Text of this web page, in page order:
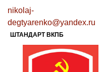
nikolaj-
degtyarenko@yandex.ru
ШТАНДАРТ ВКПБ